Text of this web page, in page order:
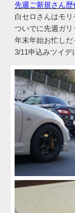
先週ご新規さん
白セロさんはモ
ついでに先週ガ
年末年始お忙し
3/11申込みツイデ